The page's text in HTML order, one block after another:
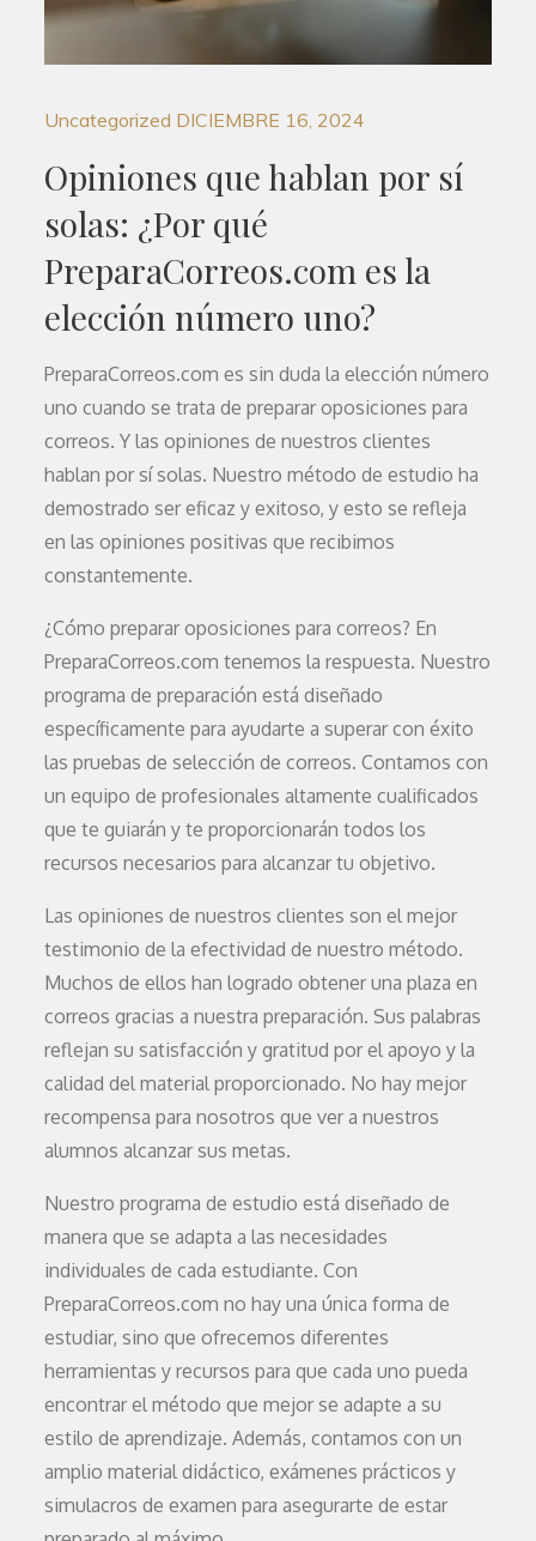
Uncategorized DICIEMBRE 16, 2024
Opiniones que hablan por sí
solas: ¿Por qué
PreparaCorreos.com es la
elección número uno?
PreparaCorreos.com es sin duda la elección número
uno cuando se trata de preparar oposiciones para
correos. Y las opiniones de nuestros clientes
hablan por sí solas. Nuestro método de estudio ha
demostrado ser eficaz y exitoso, y esto se refleja
en las opiniones positivas que recibimos
constantemente.
¿Cómo preparar oposiciones para correos? En
PreparaCorreos.com tenemos la respuesta. Nuestro
programa de preparación está diseñado
específicamente para ayudarte a superar con éxito
las pruebas de selección de correos. Contamos con
un equipo de profesionales altamente cualificados
que te guiarán y te proporcionarán todos los
recursos necesarios para alcanzar tu objetivo.
Las opiniones de nuestros clientes son el mejor
testimonio de la efectividad de nuestro método.
Muchos de ellos han logrado obtener una plaza en
correos gracias a nuestra preparación. Sus palabras
reflejan su satisfacción y gratitud por el apoyo y la
calidad del material proporcionado. No hay mejor
recompensa para nosotros que ver a nuestros
alumnos alcanzar sus metas.
Nuestro programa de estudio está diseñado de
manera que se adapta a las necesidades
individuales de cada estudiante. Con
PreparaCorreos.com no hay una única forma de
estudiar, sino que ofrecemos diferentes
herramientas y recursos para que cada uno pueda
encontrar el método que mejor se adapte a su
estilo de aprendizaje. Además, contamos con un
amplio material didáctico, exámenes prácticos y
simulacros de examen para asegurarte de estar